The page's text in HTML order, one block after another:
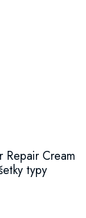
Repair Cream
typy